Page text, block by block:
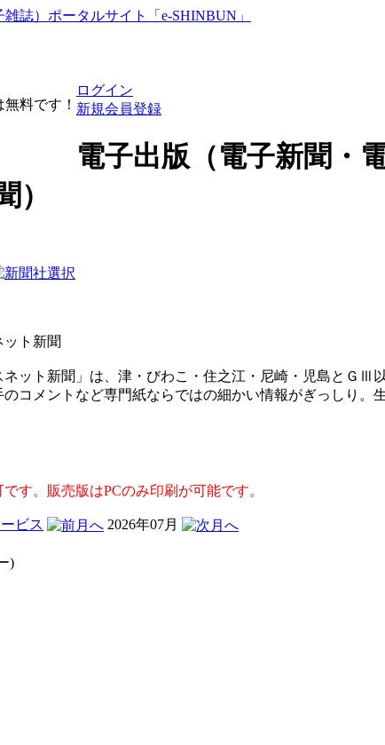
料です！
ログイン
新規会員登録
電子出版（電子新聞・
）
ト新聞
ネット新聞」は、津・びわこ・住之江・尼崎・児島とＧ
コメントなど専門紙ならではの細かい情報がぎっしり。
す。販売版はPCのみ印刷が可能です。
2026年07月
)